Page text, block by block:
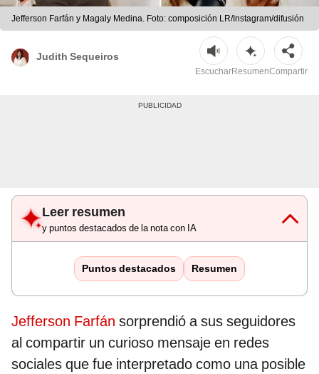
Jefferson Farfán y Magaly Medina. Foto: composición LR/Instagram/difusión
Judith Sequeiros
EscucharResumenCompartir
Leer resumen
y puntos destacados de la nota con IA
Puntos destacados Resumen
Jefferson Farfán sorprendió a sus seguidores
al compartir un curioso mensaje en redes
sociales que fue interpretado como una posible